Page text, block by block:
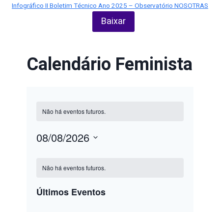
Infográfico II Boletim Técnico Ano 2025 – Observatório NOSOTRAS
Baixar
Calendário Feminista